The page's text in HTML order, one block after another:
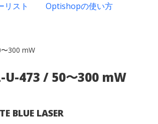
リスト Optishopの使い方
300 mW
U-473 / 50〜300 mW
BLUE LASER